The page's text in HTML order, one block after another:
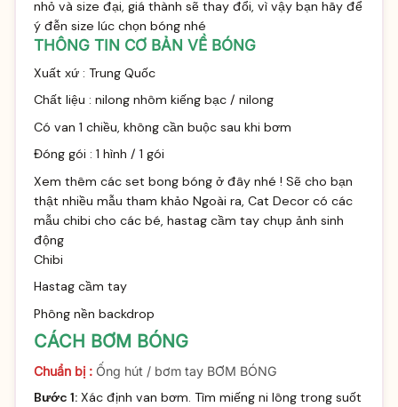
nhỏ và size đại, giá thành sẽ thay đổi, vì vậy bạn hãy để
ý đễn size lúc chọn bóng nhé
THÔNG TIN CƠ BẢN VỀ BÓNG
Xuất xứ : Trung Quốc
Chất liệu : nilong nhôm kiếng bạc / nilong
Có van 1 chiều, không cần buộc sau khi bơm
Đóng gói : 1 hình / 1 gói
Xem thêm các set bong bóng ở đây nhé ! Sẽ cho bạn
thật nhiều mẫu tham khảo Ngoài ra, Cat Decor có các
mẫu chibi cho các bé, hastag cầm tay chụp ảnh sinh
động
Chibi
Hastag cầm tay
Phông nền backdrop
CÁCH BƠM BÓNG
Chuẩn bị :Ống hút / bơm tay BƠM BÓNG
Bước 1:Xác định van bơm. Tìm miếng ni lông trong suốt